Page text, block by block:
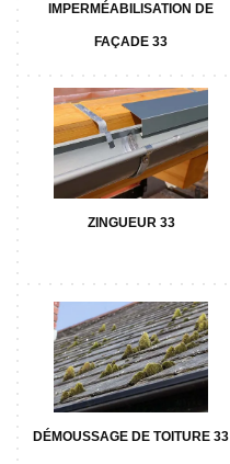
IMPERMÉABILISATION DE
FAÇADE 33
ZINGUEUR 33
DÉMOUSSAGE DE TOITURE 33